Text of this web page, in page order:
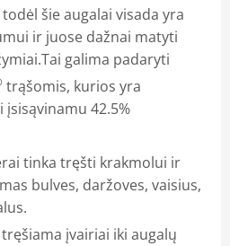
šie augalai visada yra
ir juose dažnai matyti
galima padaryti
trąšomis, kurios yra
42.5%
tinka tręšti krakmolui ir
bulves, daržoves, vaisius,
įvairiai iki augalų